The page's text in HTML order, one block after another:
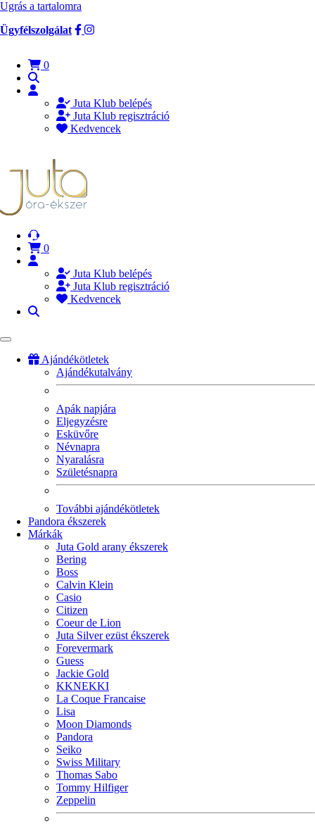
Ugrás a tartalomra
Ügyfélszolgálat
0
Juta Klub belépés
Juta Klub regisztráció
Kedvencek
0
Juta Klub belépés
Juta Klub regisztráció
Kedvencek
Ajándékötletek
Ajándékutalvány
Apák napjára
Eljegyzésre
Esküvőre
Névnapra
Nyaralásra
Születésnapra
További ajándékötletek
Pandora ékszerek
Márkák
Juta Gold arany ékszerek
Bering
Boss
Calvin Klein
Casio
Citizen
Coeur de Lion
Juta Silver ezüst ékszerek
Forevermark
Guess
Jackie Gold
KKNEKKI
La Coque Francaise
Lisa
Moon Diamonds
Pandora
Seiko
Swiss Military
Thomas Sabo
Tommy Hilfiger
Zeppelin